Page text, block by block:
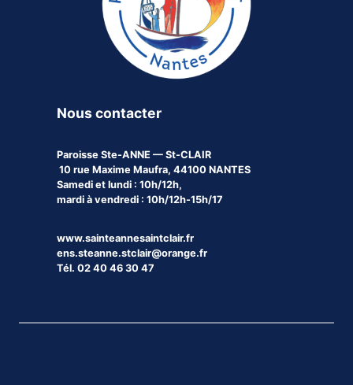
Nous contacter
Paroisse Ste-ANNE — St-CLAIR
10 rue Maxime Maufra, 44100 NANTES
Samedi et lundi : 10h/12h,
mardi à vendredi : 10h/12h-15h/17
www.sainteannesaintclair.fr
ens.steanne.stclair@orange.fr
Tél. 02 40 46 30 47